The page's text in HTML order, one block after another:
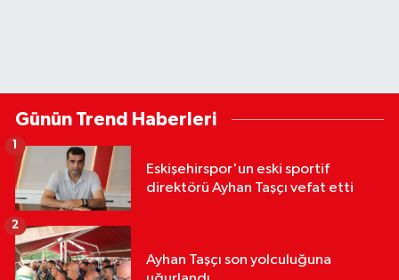
Günün Trend Haberleri
Eskişehirspor'un eski sportif
direktörü Ayhan Taşçı vefat etti
Ayhan Taşçı son yolculuğuna
2